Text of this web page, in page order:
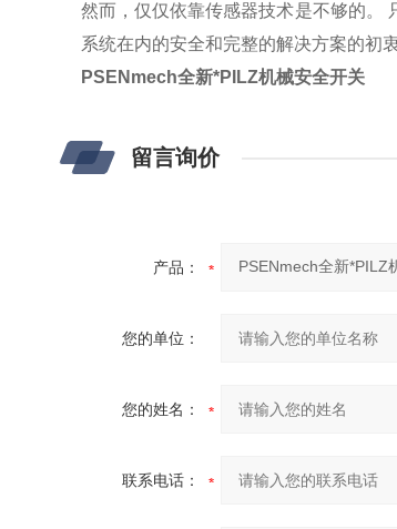
然而，仅仅依靠传感器技术是不够的。
系统在内的安全和完整的解决方案的初
PSENmech全新*PILZ机械安全开关
留言询价
产品：
您的单位：
您的姓名：
联系电话：